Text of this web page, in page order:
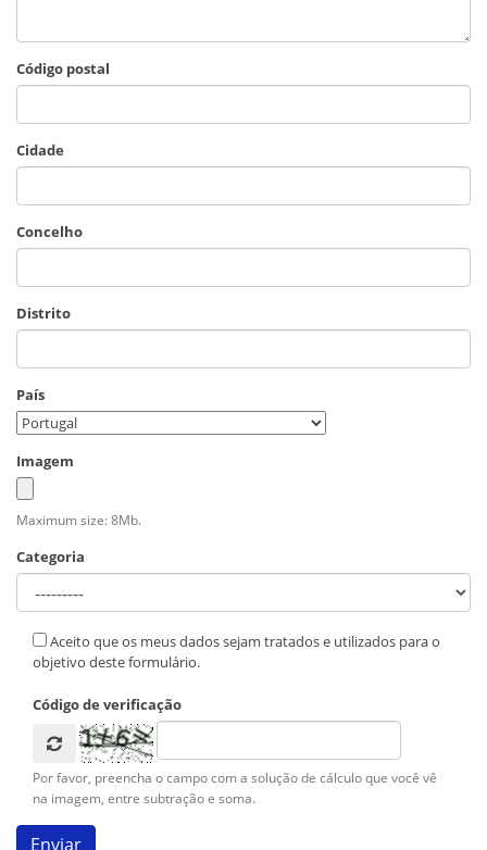
Código postal
Cidade
Concelho
Distrito
País
Imagem
Maximum size: 8Mb.
Categoria
Aceito que os meus dados sejam tratados e utilizados para o
objetivo deste formulário.
Código de verificação
Por favor, preencha o campo com a solução de cálculo que você vê
na imagem, entre subtração e soma.